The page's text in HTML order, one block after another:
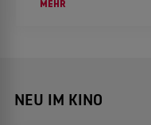
MEHR
NEU IM KINO